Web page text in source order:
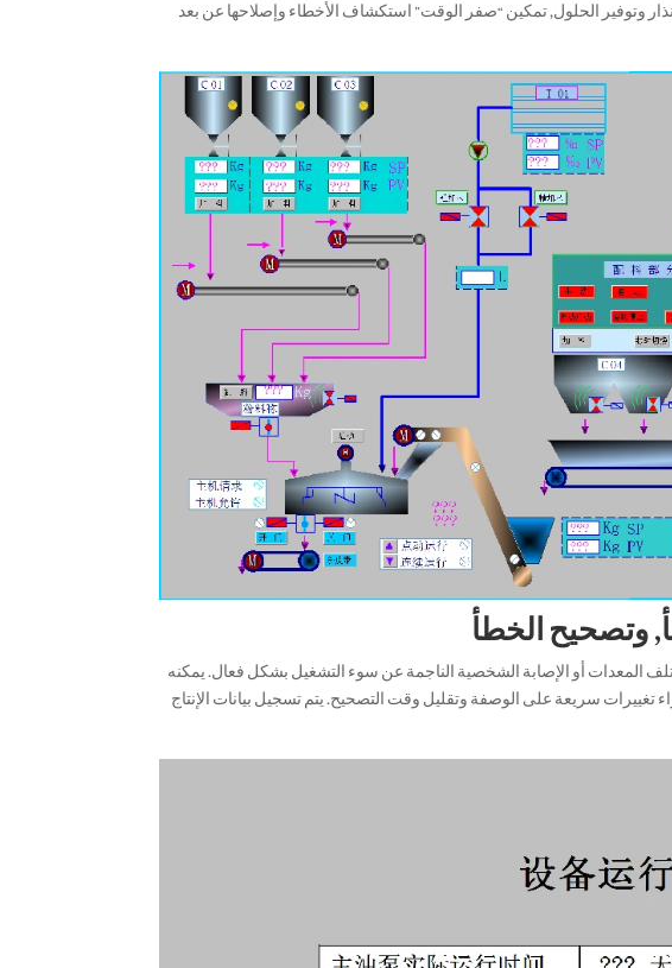
وتوفير الحلول, تمكين “صفر الوقت” استكشاف الأخطاء وإصلاحها عن بعد
المعدات أو الإصابة الشخصية الناجمة عن سوء التشغيل بشكل فعال. يمكنه
سريعة على الوصفة وتقليل وقت التصحيح. يتم تسجيل بيانات الإنتاج